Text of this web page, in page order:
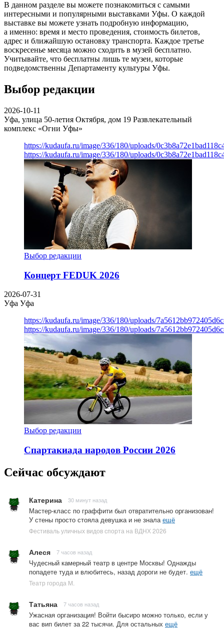
В данном разделе вы можете познакомиться с самыми
интересными и популярными выставками Уфы. О каждой
выставке вы можете узнать подробную информацию,
а именно: время и место проведения, стоимость билетов,
адрес и ближайшую остановку транспорта. Каждое третье
воскресенье месяца можно сходить в музей бесплатно.
Учитывайте, что бесплатны лишь те музеи, которые
подведомственны Департаменту культуры Уфы.
Выбор редакции
2026-10-11
Уфа, улица 50-летия Октября, дом 19 Развлекательный
комплекс «Огни Уфы»
https://kudaufa.ru/image/336/180/uploads/
https://kudaufa.ru/image/336/180/uploads/
Выбор редакции
Концерт FEDUK 2026
2026-07-31
Уфа Уфа
https://kudaufa.ru/image/336/180/uploads/
https://kudaufa.ru/image/336/180/uploads/
Выбор редакции
Спартакиада народов России 2026
Сейчас обсуждают
Катерина 30 минут назад
Мастер-класс по граффити был отвратительно организован!
У стены просто стояла девушка и не зналаещё
Фестиваль уличных видов спорта на ВДНХ 2026
Алеся 7 часов назад
Чудесный камерный театр в центре Москвы! Однажды
попадете туда и влюбитесь, назад дороги не будет. ещё
Театр города М.
Татьяна 7 часов назад
Ужасная организация! Войти бысиро можно только, если у
вас вип билет за 22 тысячи. Для остальных ещё